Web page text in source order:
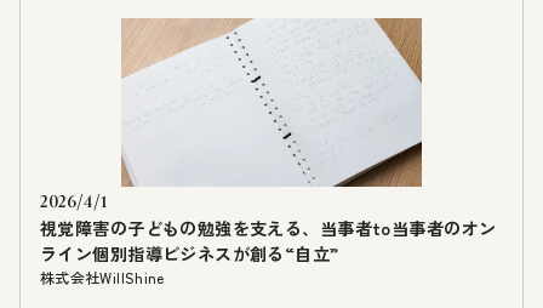
2026/4/1
視覚障害の子どもの勉強を支える、当事者to当事者のオン
ライン個別指導ビジネスが創る“自立”
株式会社WillShine